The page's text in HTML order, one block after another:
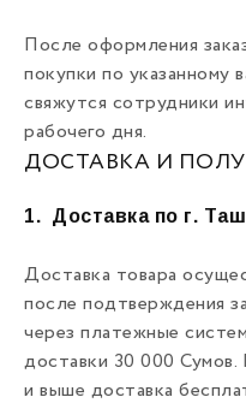
После оформления
покупки по указанному
свяжутся сотрудники
рабочего дня.
ДОСТАВКА И
1. Доставка по г.
Доставка товара
после подтверждения
через платежные
доставки 30 000 Сумов.
и выше доставка